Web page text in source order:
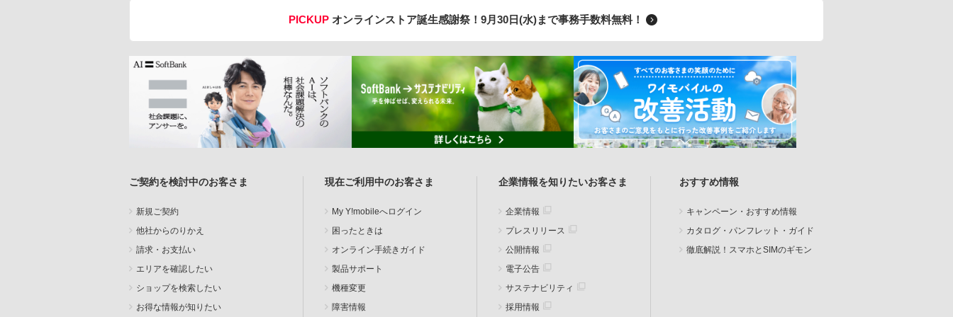
PICKUP オンラインストア誕生感謝祭！ 9月30日(水)まで事務手数料無料！
ご契約を検討中のお客さま
新規ご契約
他社からのりかえ
請求・お支払い
エリアを確認したい
ショップを検索したい
お得な情報が知りたい
現在ご利用中のお客さま
My Y!mobileへログイン
困ったときは
オンライン手続きガイド
製品サポート
機種変更
障害情報
企業情報を知りたいお客さま
企業情報
プレスリリース
公開情報
電子公告
サステナビリティ
採用情報
おすすめ情報
キャンペーン・おすすめ情報
カタログ・パンフレット・ガイド
徹底解説！スマホとSIMのギモン